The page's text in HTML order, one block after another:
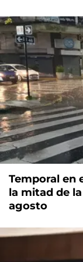
Temporal en
la mitad de
agosto